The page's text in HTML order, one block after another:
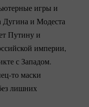
игры и
Дугина и Модеста
Путину и
империи,
с Западом.
то маски
лишних